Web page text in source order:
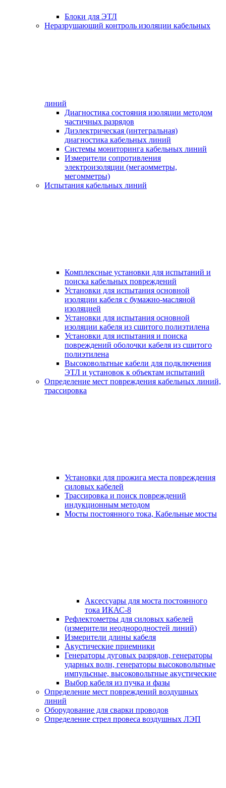
Блоки для ЭТЛ
Неразрушающий контроль изоляции кабельных
линий
Диагностика состояния изоляции методом
частичных разрядов
Диэлектрическая (интегральная)
диагностика кабельных линий
Системы мониторинга кабельных линий
Измерители сопротивления
электроизоляции (мегаомметры,
мегомметры)
Испытания кабельных линий
Комплексные установки для испытаний и
поиска кабельных повреждений
Установки для испытания основной
изоляции кабеля с бумажно-масляной
изоляцией
Установки для испытания основной
изоляции кабеля из сшитого полиэтилена
Установки для испытания и поиска
повреждений оболочки кабеля из сшитого
полиэтилена
Высоковольтные кабели для подключения
ЭТЛ и установок к объектам испытаний
Определение мест повреждения кабельных линий,
трассировка
Установки для прожига места повреждения
силовых кабелей
Трассировка и поиск повреждений
индукционным методом
Мосты постоянного тока, Кабельные мосты
Аксессуары для моста постоянного
тока ИКАС-8
Рефлектометры для силовых кабелей
(измерители неоднородностей линий)
Измерители длины кабеля
Акустические приемники
Генераторы дуговых разрядов, генераторы
ударных волн, генераторы высоковольтные
импульсные, высоковольтные акустические
Выбор кабеля из пучка и фазы
Определение мест повреждений воздушных
линий
Оборудование для сварки проводов
Определение стрел провеса воздушных ЛЭП